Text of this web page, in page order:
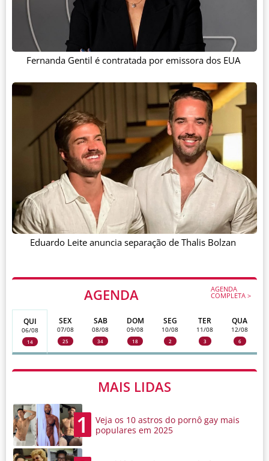
AGENDA AGENDA
COMPLETA >
QUI
06/08
14
SEX
07/08
25
SAB
08/08
34
DOM
09/08
18
SEG
10/08
2
TER
11/08
3
QUA
12/08
6
MAIS LIDAS
1
Veja os 10 astros do pornô gay mais
populares em 2025
Fernanda Gentil é contratada por emissora dos EUA
Eduardo Leite anuncia separação de Thalis Bolzan